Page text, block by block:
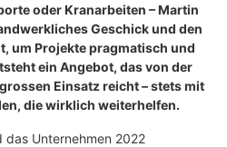
oder Kranarbeiten – Martin
Geschick und den
um Projekte pragmatisch und
ein Angebot, das von der
Einsatz reicht – stets mit
die wirklich weiterhelfen.
das Unternehmen 2022